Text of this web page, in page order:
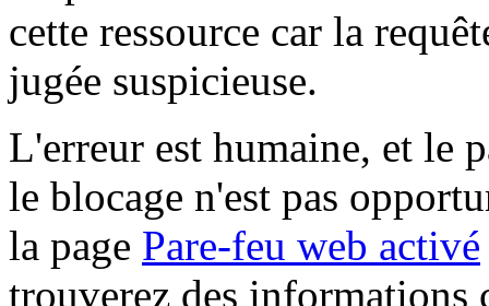
cette ressource car la
jugée suspicieuse.
L'erreur est humaine, et le
le blocage n'est pas
la page Pare-feu web activé
trouverez des informations